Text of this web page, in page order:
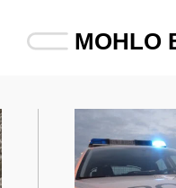
MOHLO